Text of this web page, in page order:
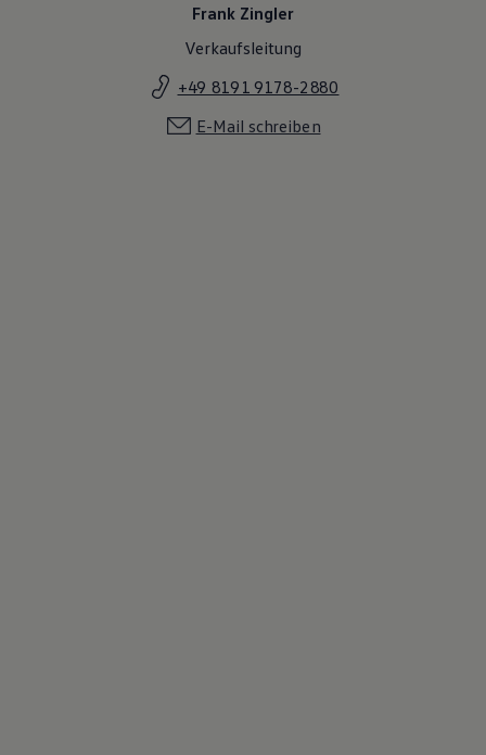
Frank Zingler
Verkaufsleitung
+49 8191 9178-2880
E-Mail schreiben